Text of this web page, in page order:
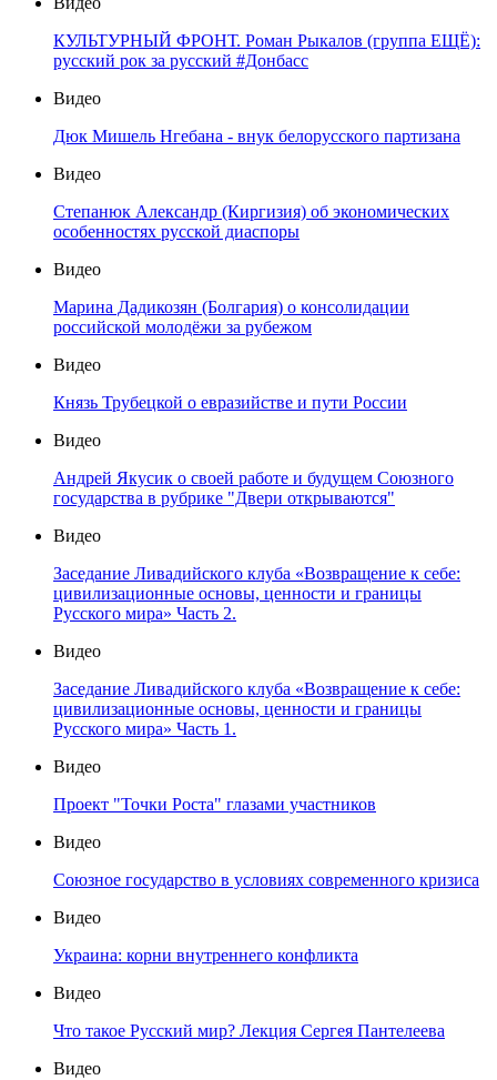
КУЛЬТУРНЫЙ ФРОНТ. Роман Рыкалов (группа ЕЩЁ):
русский рок за русский #Донбасс
Видео
Дюк Мишель Нгебана - внук белорусского партизана
Видео
Степанюк Александр (Киргизия) об экономических
особенностях русской диаспоры
Видео
Марина Дадикозян (Болгария) о консолидации
российской молодёжи за рубежом
Видео
Князь Трубецкой о евразийстве и пути России
Видео
Андрей Якусик о своей работе и будущем Союзного
государства в рубрике "Двери открываются"
Видео
Заседание Ливадийского клуба «Возвращение к себе:
цивилизационные основы, ценности и границы
Русского мира» Часть 2.
Видео
Заседание Ливадийского клуба «Возвращение к себе:
цивилизационные основы, ценности и границы
Русского мира» Часть 1.
Видео
Проект "Точки Роста" глазами участников
Видео
Союзное государство в условиях современного кризиса
Видео
Украина: корни внутреннего конфликта
Видео
Что такое Русский мир? Лекция Сергея Пантелеева
Видео